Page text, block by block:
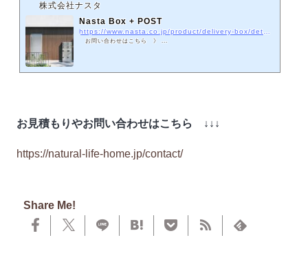
株式会社ナスタ
Nasta Box + POST
https://www.nasta.co.jp/product/delivery-box/detached-house-brand/
お問い合わせはこちら 》 ...
お見積もりやお問い合わせはこちら ↓↓↓
https://natural-life-home.jp/contact/
Share Me!